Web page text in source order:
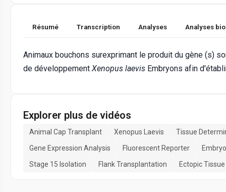
Résumé Transcription Analyses Analyses
Animaux bouchons surexprimant le produit du gène (s)
de développement Xenopus laevis Embryons afin
Explorer plus de vidéos
Animal Cap Transplant Xenopus Laevis
Tissue
Gene Expression Analysis
Fluorescent Reporter
Stage 15 Isolation
Flank Transplantation Ectopic